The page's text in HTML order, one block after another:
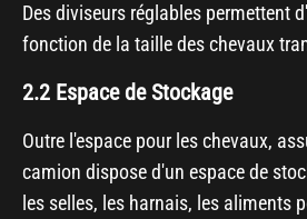
Des diviseurs réglables permettent
fonction de la taille des chevaux
2.2 Espace de Stockage
Outre l'espace pour les chevaux,
camion dispose d'un espace de
les selles, les harnais, les aliments